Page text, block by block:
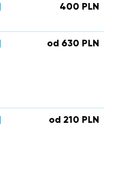
400 PLN
od 630 PLN
od 210 PLN